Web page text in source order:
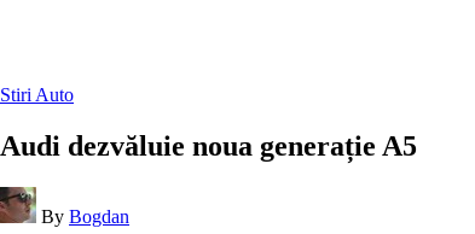
Posted
Stiri Auto
Audi dezvăluie noua generație A5
Posted
by
By Bogdan